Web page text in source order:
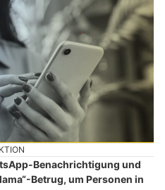
Benachrichtigung und
Betrug, um Personen in